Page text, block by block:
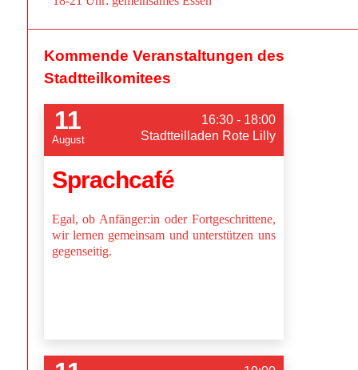
Kommende Veranstaltungen des
Stadtteilkomitees
11
August
16:30 - 18:00
Stadtteilladen Rote Lilly
Sprachcafé
Egal, ob Anfänger:in oder Fortgeschrittene,
wir lernen gemeinsam und unterstützen uns
gegenseitig.